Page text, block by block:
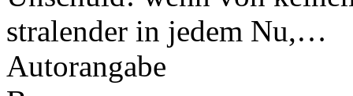
stralender in jedem Nu,…
Autorangabe